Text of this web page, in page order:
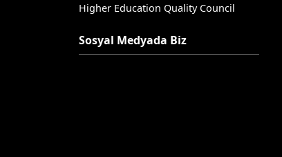
Higher Education Quality Council
Sosyal Medyada Biz